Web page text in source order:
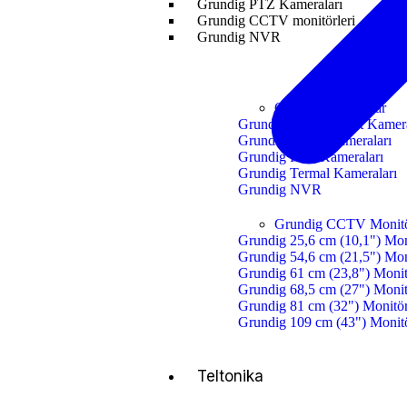
Grundig PTZ Kameraları
Grundig CCTV monitörleri
Grundig NVR
Grundig Kameralar
Grundig Dome Turret
Grundig Bullet Kameraları
Grundig PTZ Kameraları
Grundig Termal Kameraları
Grundig NVR
Grundig CCTV
Grundig 25,6 cm (10,1")
Grundig 54,6 cm (21,5")
Grundig 61 cm (23,8")
Grundig 68,5 cm (27")
Grundig 81 cm (32")
Grundig 109 cm (43")
Teltonika